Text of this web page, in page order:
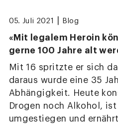
05. Juli 2021 Blog
«Mit legalem Heroin
gerne 100 Jahre alt
Mit 16 spritzte er sich
daraus wurde eine 35
Abhängigkeit. Heute
Drogen noch Alkohol,
umgestiegen und